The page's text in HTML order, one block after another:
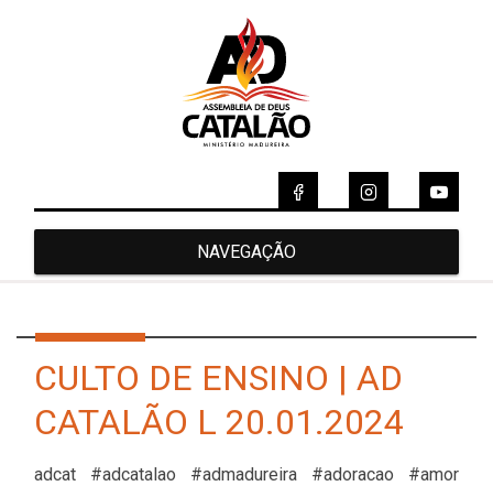
NAVEGAÇÃO
CULTO DE ENSINO | AD
CATALÃO L 20.01.2024
adcat #adcatalao #admadureira #adoracao #amor